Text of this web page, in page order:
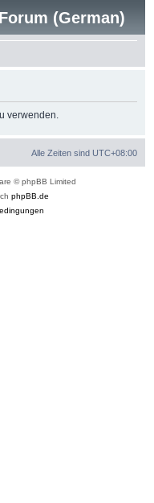
(German)
verwenden.
Alle Zeiten sind UTC+08:00
© phpBB Limited
phpBB.de